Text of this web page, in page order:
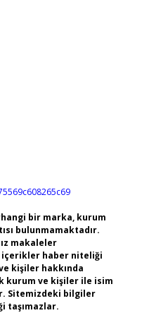
bir marka, kurum
bulunmamaktadır.
makaleler
içerikler haber niteliği
kişiler hakkında
kurum ve kişiler ile isim
Sitemizdeki bilgiler
taşımazlar.